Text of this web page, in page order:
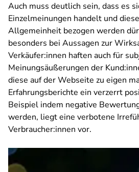
Auch muss deutlich sein, dass es
Einzelmeinungen handelt und
Allgemeinheit bezogen werden
besonders bei Aussagen zur
Verkäufer:innen haften auch für
Meinungsäußerungen der
diese auf der Webseite zu eigen
Erfahrungsberichte ein verzerrt
Beispiel indem negative
werden, liegt eine verbotene
Verbraucher:innen vor.